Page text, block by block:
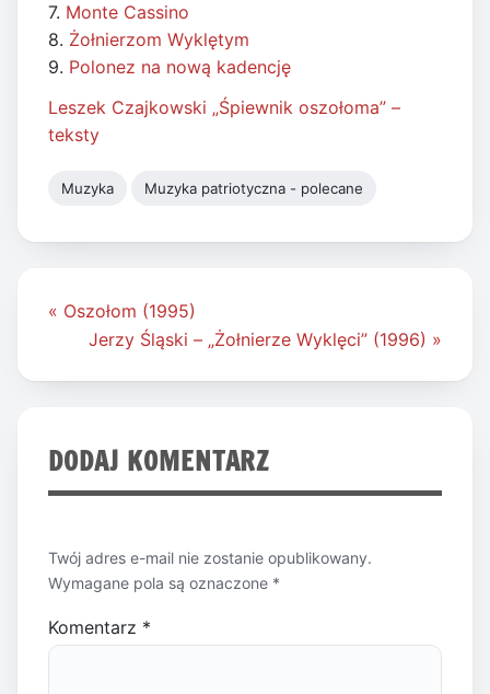
7. Monte Cassino
8. Żołnierzom Wyklętym
9. Polonez na nową kadencję
Leszek Czajkowski „Śpiewnik oszołoma” –
teksty
Muzyka Muzyka patriotyczna - polecane
Nawigacja
wpisu
« Oszołom (1995)
Jerzy Śląski – „Żołnierze Wyklęci” (1996) »
DODAJ KOMENTARZ
Twój adres e-mail nie zostanie opublikowany.
Wymagane pola są oznaczone *
Komentarz *